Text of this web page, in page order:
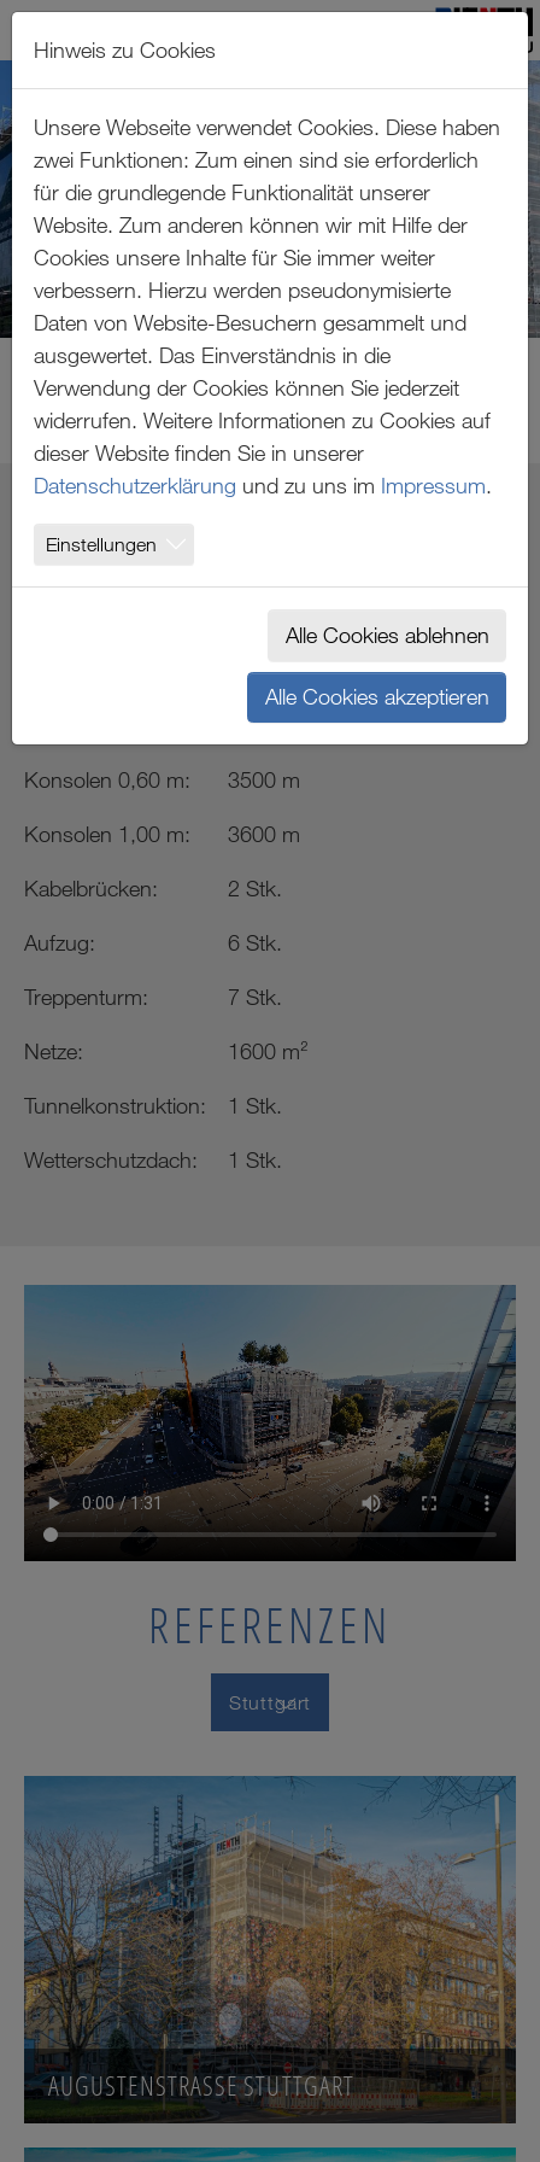
CALWER PASSAGE
STUTTGART
8750 m²
3650 m
Konsolen 0,60 m: 3500 m
Konsolen 1,00 m: 3600 m
Kabelbrücken: 2 Stk.
Aufzug: 6 Stk.
Treppenturm: 7 Stk.
Netze: 1600 m²
Tunnelkonstruktion: 1 Stk.
Wetterschutzdach: 1 Stk.
REFERENZEN
Stuttgart
AUGUSTENSTRASSE STUTTGART
Hinweis zu Cookies
Unsere Webseite verwendet Cookies. Diese haben
zwei Funktionen: Zum einen sind sie erforderlich
für die grundlegende Funktionalität unserer
Website. Zum anderen können wir mit Hilfe der
Cookies unsere Inhalte für Sie immer weiter
verbessern. Hierzu werden pseudonymisierte
Daten von Website-Besuchern gesammelt und
ausgewertet. Das Einverständnis in die
Verwendung der Cookies können Sie jederzeit
widerrufen. Weitere Informationen zu Cookies auf
dieser Website finden Sie in unserer
Datenschutzerklärung und zu uns im Impressum.
Einstellungen
Alle Cookies ablehnen
Alle Cookies akzeptieren